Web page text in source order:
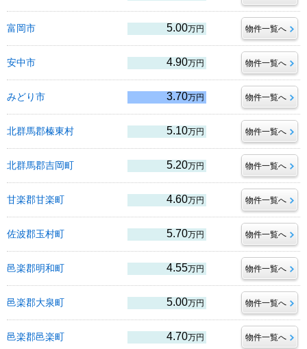
富岡市 5.00万円 物件一覧へ
安中市 4.90万円 物件一覧へ
みどり市 3.70万円 物件一覧へ
北群馬郡榛東村 5.10万円 物件一覧へ
北群馬郡吉岡町 5.20万円 物件一覧へ
甘楽郡甘楽町 4.60万円 物件一覧へ
佐波郡玉村町 5.70万円 物件一覧へ
邑楽郡明和町 4.55万円 物件一覧へ
邑楽郡大泉町 5.00万円 物件一覧へ
邑楽郡邑楽町 4.70万円 物件一覧へ